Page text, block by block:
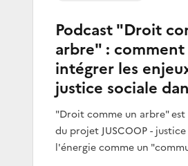
Podcast "Droit
arbre" :
intégrer les
justice sociale
"Droit comme un arbre"
du projet JUSCOOP -
l'énergie comme un